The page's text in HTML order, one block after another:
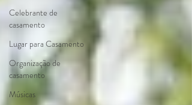
Celebrante de
casamento
Lugar para Casamento
Organização de
casamento
Músicas